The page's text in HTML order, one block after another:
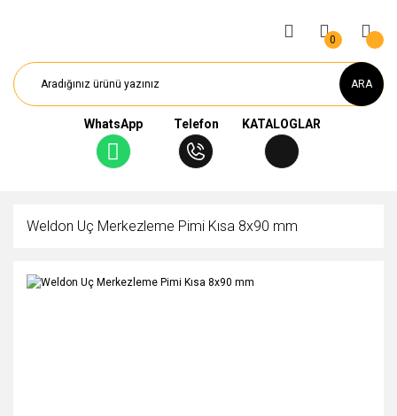
ARA
WhatsApp Telefon KATALOGLAR
0
Weldon Uç Merkezleme Pimi Kısa 8x90 mm